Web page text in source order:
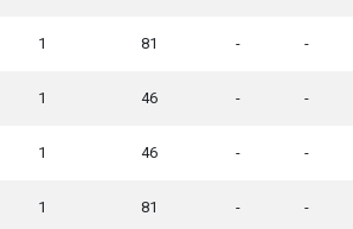
1 81 - -
1 46 - -
1 46 - -
1 81 - -